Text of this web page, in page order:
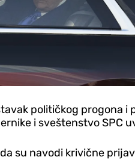
političkog progona
i sveštenstvo SPC
su navodi krivične